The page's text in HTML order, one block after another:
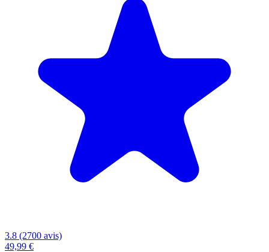
3.8 (2700 avis)
49,99 €